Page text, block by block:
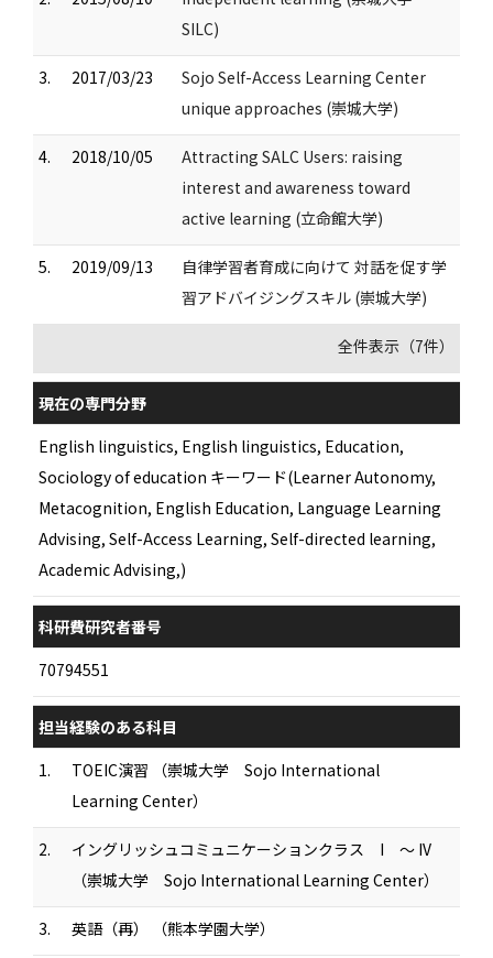
SILC)
3. 2017/03/23
Sojo Self-Access Learning Center
unique approaches (崇城大学)
4. 2018/10/05
Attracting SALC Users: raising
interest and awareness toward
active learning (立命館大学)
5. 2019/09/13
自律学習者育成に向けて 対話を促す学
習アドバイジングスキル (崇城大学)
全件表示（7件）
現在の専門分野
English linguistics, English linguistics, Education,
Sociology of education キーワード(Learner Autonomy,
Metacognition, English Education, Language Learning
Advising, Self-Access Learning, Self-directed learning,
Academic Advising,)
科研費研究者番号
70794551
担当経験のある科目
1.
TOEIC演習 （崇城大学 Sojo International
Learning Center）
2.
イングリッシュコミュニケーションクラス I ～ IV
（崇城大学 Sojo International Learning Center）
3. 英語（再） （熊本学園大学）